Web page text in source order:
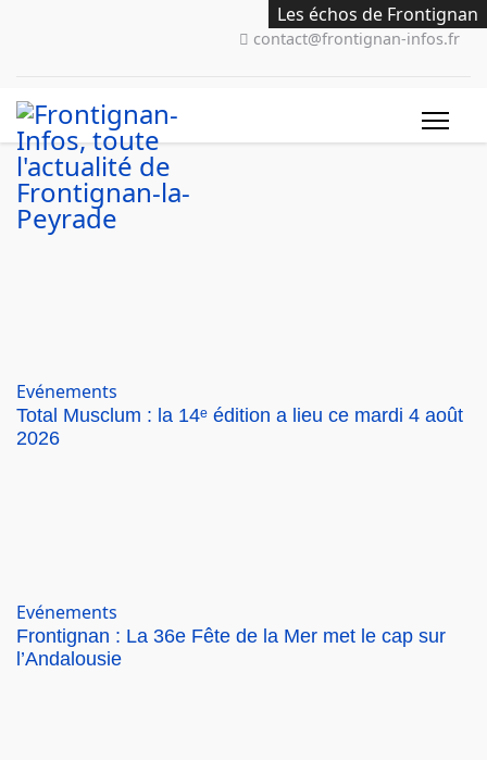
contact@frontignan-infos.fr
Evénements
Total Musclum : la 14ᵉ édition a lieu ce mardi 4 août
2026
Evénements
Frontignan : La 36e Fête de la Mer met le cap sur
l’Andalousie
Evénements
Evénements
Spectacles cinéma
Spectacles cinéma
Les échos de Frontignan
Evénements
Evénements
Les échos de Frontignan